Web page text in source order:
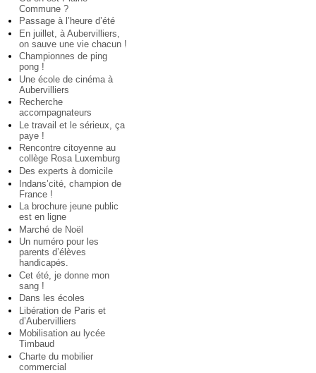
Commune ?
Passage à l’heure d’été
En juillet, à Aubervilliers,
on sauve une vie chacun !
Championnes de ping
pong !
Une école de cinéma à
Aubervilliers
Recherche
accompagnateurs
Le travail et le sérieux, ça
paye !
Rencontre citoyenne au
collège Rosa Luxemburg
Des experts à domicile
Indans’cité, champion de
France !
La brochure jeune public
est en ligne
Marché de Noël
Un numéro pour les
parents d’élèves
handicapés.
Cet été, je donne mon
sang !
Dans les écoles
Libération de Paris et
d’Aubervilliers
Mobilisation au lycée
Timbaud
Charte du mobilier
commercial